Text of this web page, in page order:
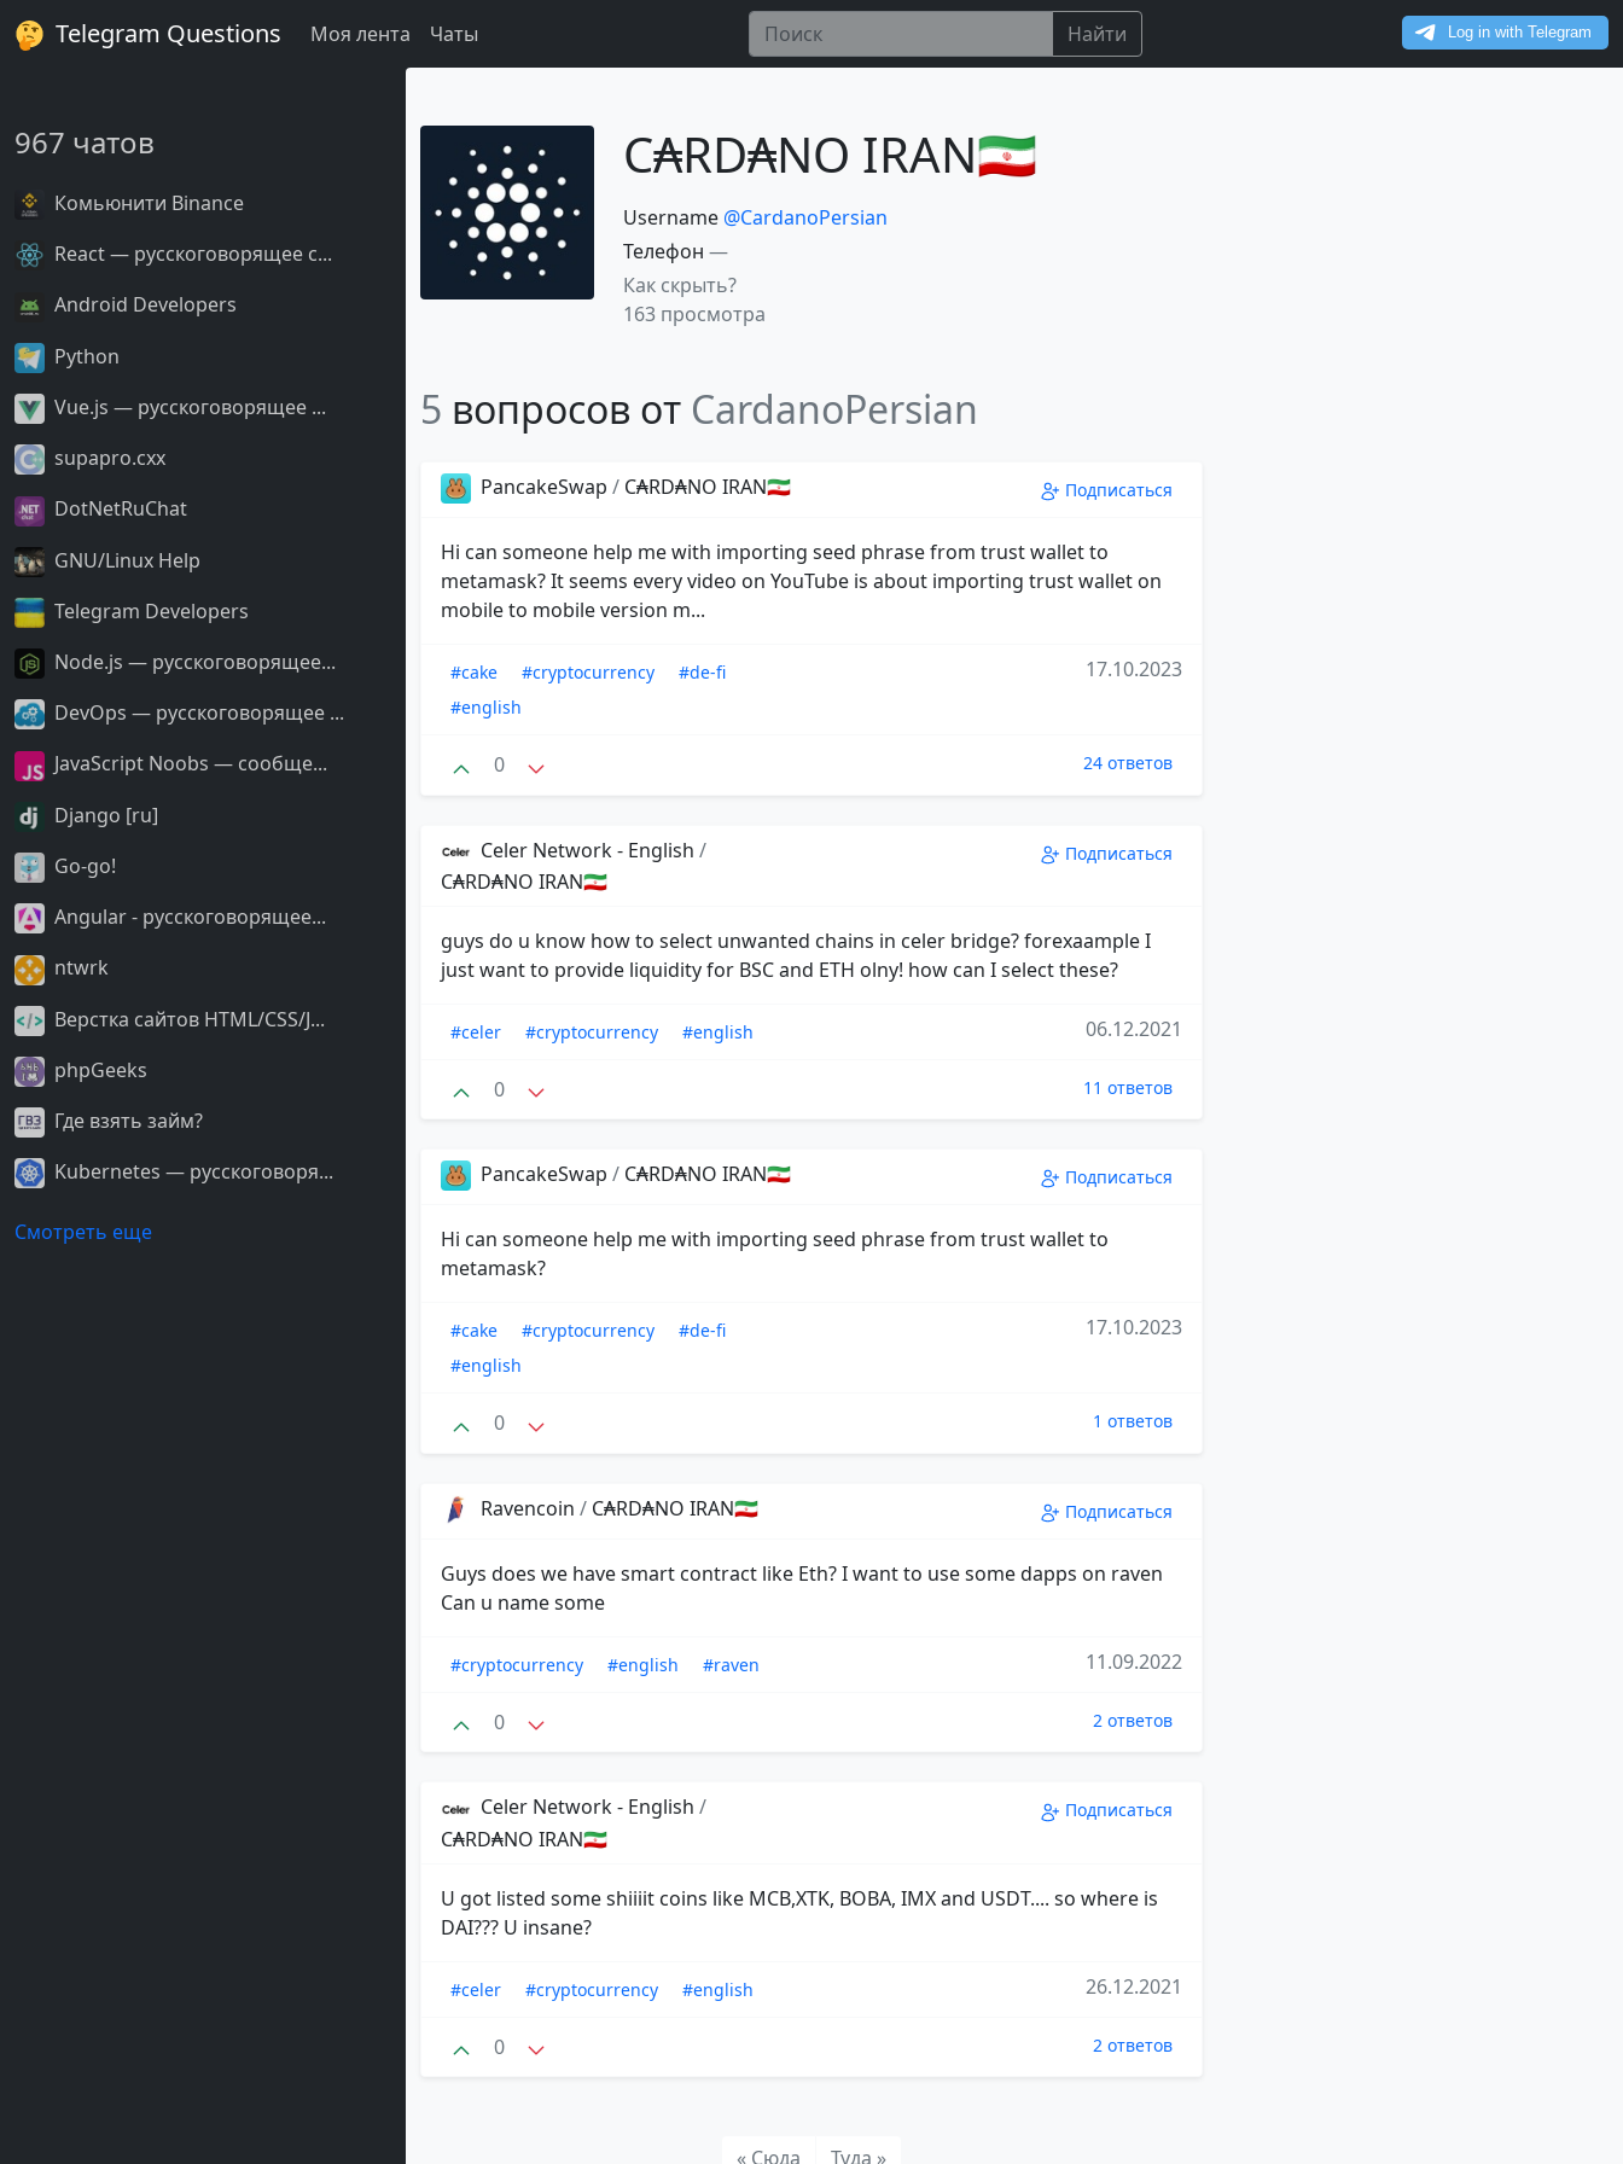
Telegram Questions Моя лента Чаты Найти
967 чатов
Комьюнити Binance
React — русскоговорящее с...
Android Developers
Python
Vue.js — русскоговорящее ...
supapro.cxx
DotNetRuChat
GNU/Linux Help
Telegram Developers
Node.js — русскоговорящее...
DevOps — русскоговорящее ...
JavaScript Noobs — сообще...
Django [ru]
Go-go!
Angular - русскоговорящее...
ntwrk
Верстка сайтов HTML/CSS/J...
phpGeeks
Где взять займ?
Kubernetes — русскоговоря...
Смотреть еще
C₳RD₳NO IRAN🇮🇷
Username @CardanoPersian
Телефон —
Как скрыть?
163 просмотра
5 вопросов от CardanoPersian
PancakeSwap / C₳RD₳NO IRAN🇮🇷 Подписаться
Hi can someone help me with importing seed phrase from trust wallet to
metamask? It seems every video on YouTube is about importing trust wallet on
mobile to mobile version m...
#cake #cryptocurrency
#de-fi
#english
17.10.2023
0 24 ответов
Celer Network - English /
C₳RD₳NO IRAN🇮🇷
Подписаться
guys do u know how to select unwanted chains in celer bridge? forexaample I
just want to provide liquidity for BSC and ETH olny! how can I select these?
#celer #cryptocurrency #english 06.12.2021
0 11 ответов
PancakeSwap / C₳RD₳NO IRAN🇮🇷 Подписаться
Hi can someone help me with importing seed phrase from trust wallet to
metamask?
#cake #cryptocurrency
#de-fi
#english
17.10.2023
0 1 ответов
Ravencoin / C₳RD₳NO IRAN🇮🇷 Подписаться
Guys does we have smart contract like Eth? I want to use some dapps on raven
Can u name some
#cryptocurrency #english #raven 11.09.2022
0 2 ответов
Celer Network - English /
C₳RD₳NO IRAN🇮🇷
Подписаться
U got listed some shiiiit coins like MCB,XTK, BOBA, IMX and USDT.... so where is
DAI??? U insane?
#celer #cryptocurrency #english 26.12.2021
0 2 ответов
« Сюда Туда »